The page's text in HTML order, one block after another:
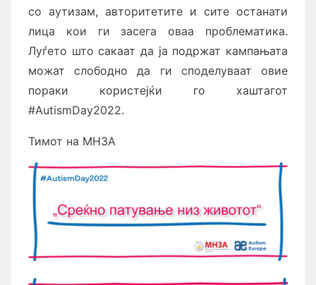
со аутизам, авторитетите и сите останати
лица кои ги засега оваа проблематика.
Луѓето што сакаат да ја подржат кампањата
можат слободно да ги споделуваат овие
пораки користејќи го хаштагот
#AutismDay2022.
Тимот на МНЗА